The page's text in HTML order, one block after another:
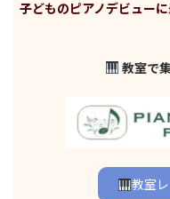
子どものピアノデビュー
教室で
教室